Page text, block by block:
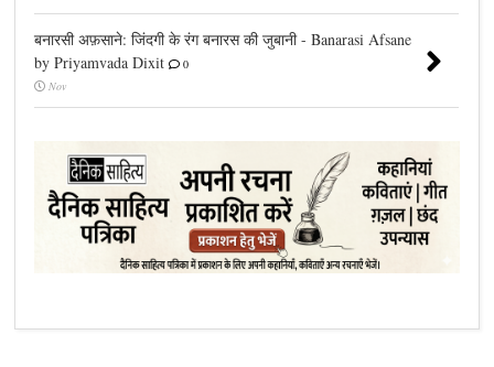
बनारसी अफ़साने: जिंदगी के रंग बनारस की जुबानी - Banarasi Afsane
by Priyamvada Dixit
0
Nov